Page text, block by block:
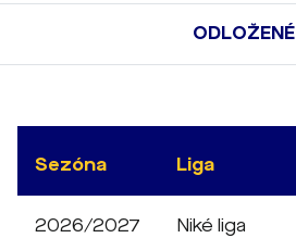
ODLOŽENÉ
Sezóna Liga
2026/2027 Niké liga